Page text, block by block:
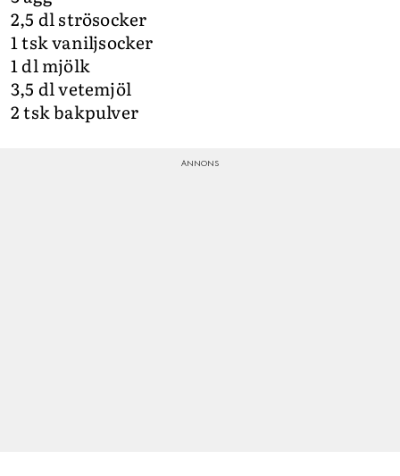
2,5 dl strösocker
1 tsk vaniljsocker
1 dl mjölk
3,5 dl vetemjöl
2 tsk bakpulver